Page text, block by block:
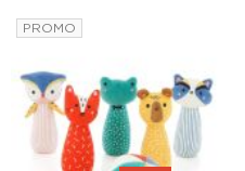
PROMO